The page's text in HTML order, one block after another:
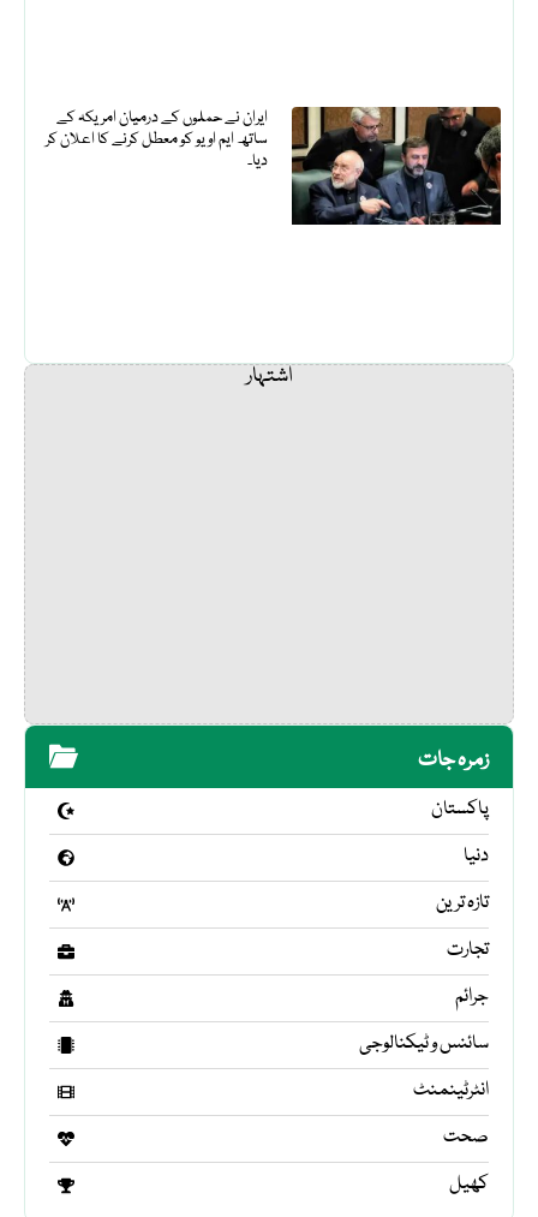
ایران نے حملوں کے درمیان امریکہ کے
ساتھ ایم او یو کو معطل کرنے کا اعلان کر
دیا۔
اشتہار
زمرہ جات
پاکستان
دنیا
تازہ ترین
تجارت
جرائم
سائنس و ٹیکنالوجی
انٹرٹینمنٹ
صحت
کھیل